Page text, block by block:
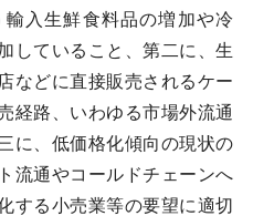
入生鮮食料品の増加や冷
していること、第二に、生
などに直接販売されるケー
経路、いわゆる市場外流通
に、低価格化傾向の現状の
流通やコールドチェーンへ
する小売業等の要望に適切